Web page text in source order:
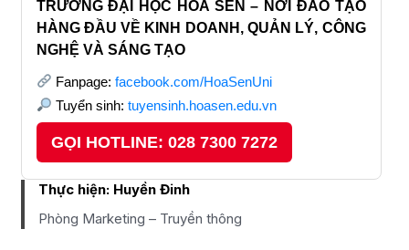
TRƯỜNG ĐẠI HỌC HOA SEN – NƠI ĐÀO TẠO
HÀNG ĐẦU VỀ KINH DOANH, QUẢN LÝ, CÔNG
NGHỆ VÀ SÁNG TẠO
Fanpage: facebook.com/HoaSenUni
Tuyển sinh: tuyensinh.hoasen.edu.vn
GỌI HOTLINE: 028 7300 7272
Thực hiện: Huyền Đinh
Phòng Marketing – Truyền thông